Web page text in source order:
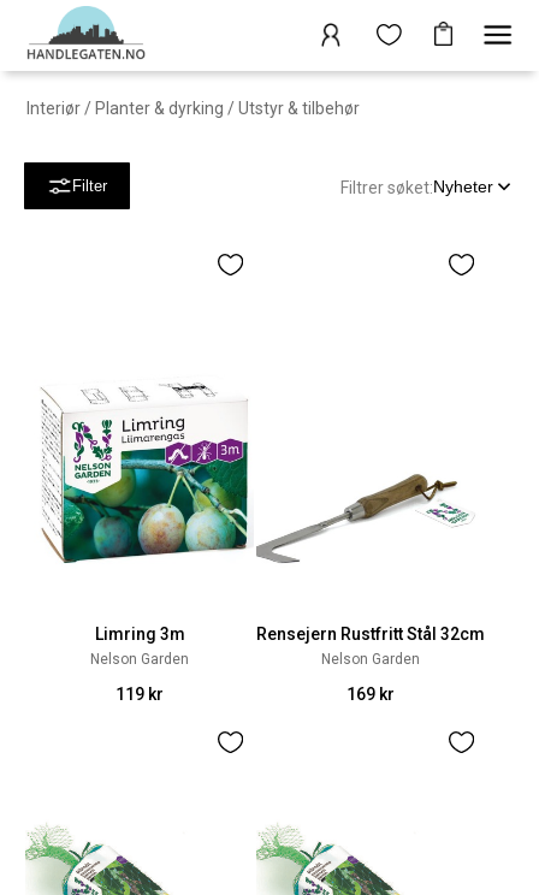
Interiør / Planter & dyrking /Utstyr & tilbehør
Filter Filtrer søket:Nyheter
Limring 3m
Nelson Garden
119 kr
Rensejern Rustfritt Stål 32cm
Nelson Garden
169 kr